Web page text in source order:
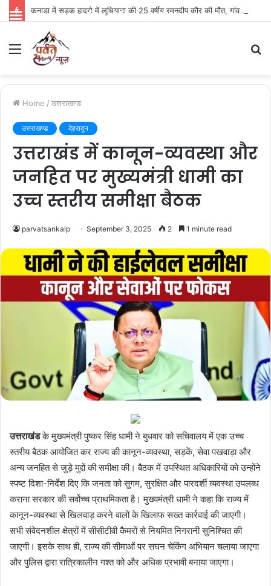
कनाडा में सड़क हादसे में लुधियाना की 25 वर्षीय रमनदीप कौर की मौत, गांव में पसरा मातम
Menu
Home / उत्तराखण्ड
उत्तराखण्ड देहरादून
उत्तराखंड में कानून-व्यवस्था और
जनहित पर मुख्यमंत्री धामी का
उच्च स्तरीय समीक्षा बैठक
parvatsankalp September 3, 2025 2 1 minute read
उत्तराखंडके मुख्यमंत्री पुष्कर सिंह धामी ने बुधवार को सचिवालय में एक उच्च
स्तरीय बैठक आयोजित कर राज्य की कानून-व्यवस्था, सड़कें, सेवा पखवाड़ा और
अन्य जनहित से जुड़े मुद्दों की समीक्षा की। बैठक में उपस्थित अधिकारियों को उन्होंने
स्पष्ट दिशा-निर्देश दिए कि जनता को सुगम, सुरक्षित और पारदर्शी व्यवस्था उपलब्ध
कराना सरकार की सर्वोच्च प्राथमिकता है। मुख्यमंत्री धामी ने कहा कि राज्य में
कानून-व्यवस्था से खिलवाड़ करने वालों के खिलाफ सख्त कार्रवाई की जाएगी।
सभी संवेदनशील क्षेत्रों में सीसीटीवी कैमरों से नियमित निगरानी सुनिश्चित की
जाएगी। इसके साथ ही, राज्य की सीमाओं पर सघन चेकिंग अभियान चलाया जाएगा
और पुलिस द्वारा रात्रिकालीन गश्त को और अधिक प्रभावी बनाया जाएगा।
Parvat Sankalp News